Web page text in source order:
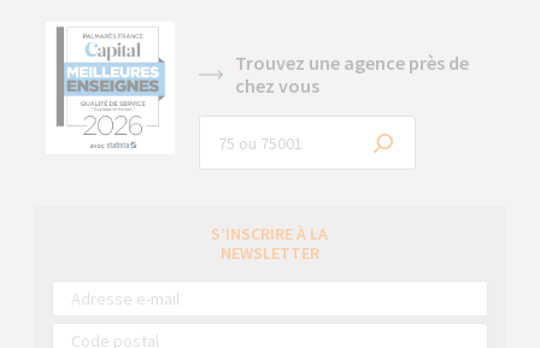
Trouvez une agence près de
chez vous
S’INSCRIRE À LA
NEWSLETTER